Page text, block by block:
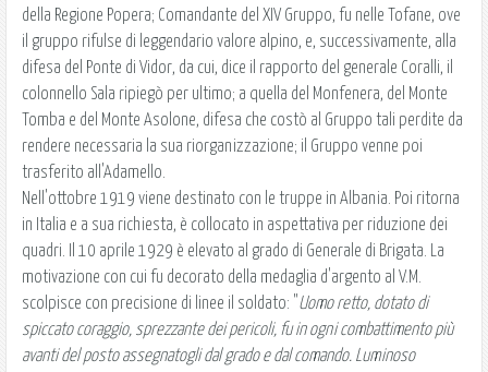
della Regione Popera; Comandante del XIV Gruppo, fu nelle Tofane, ove
il gruppo rifulse di leggendario valore alpino, e, successivamente, alla
difesa del Ponte di Vidor, da cui, dice il rapporto del generale Coralli, il
colonnello Sala ripiegò per ultimo; a quella del Monfenera, del Monte
Tomba e del Monte Asolone, difesa che costò al Gruppo tali perdite da
rendere necessaria la sua riorganizzazione; il Gruppo venne poi
trasferito all'Adamello.
Nell'ottobre 1919 viene destinato con le truppe in Albania. Poi ritorna
in Italia e a sua richiesta, è collocato in aspettativa per riduzione dei
quadri. Il 10 aprile 1929 è elevato al grado di Generale di Brigata. La
motivazione con cui fu decorato della medaglia d'argento al V.M.
scolpisce con precisione di linee il soldato: "Uomo retto, dotato di
spiccato coraggio, sprezzante dei pericoli, fu in ogni combattimento più
avanti del posto assegnatogli dal grado e dal comando. Luminoso